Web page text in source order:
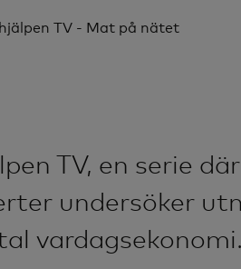
TV - Mat på nätet
TV, en serie
undersöker
vardagsekonomi.